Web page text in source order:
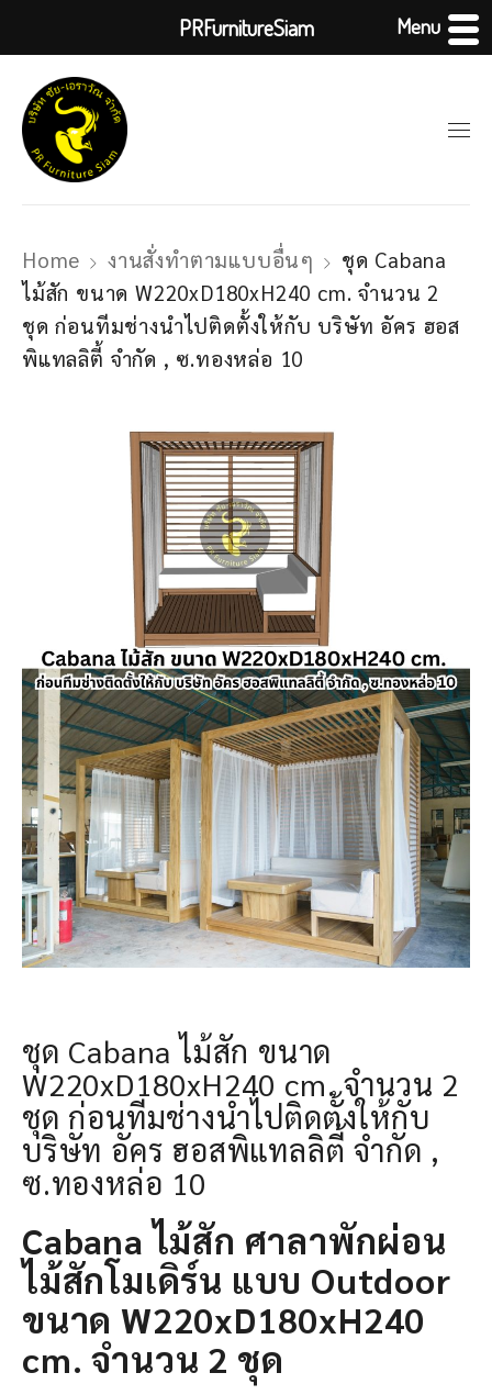
Home งานสั่งทำตามแบบอื่นๆ
ชุด Cabana
ไม้สัก ขนาด W220xD180xH240 cm. จำนวน 2
ชุด ก่อนทีมช่างนำไปติดตั้งให้กับ บริษัท อัคร ฮอส
พิแทลลิตี้ จำกัด , ซ.ทองหล่อ 10
ชุด Cabana ไม้สัก ขนาด
W220xD180xH240 cm. จำนวน 2
ชุด ก่อนทีมช่างนำไปติดตั้งให้กับ
บริษัท อัคร ฮอสพิแทลลิตี้ จำกัด ,
ซ.ทองหล่อ 10
Cabana ไม้สัก ศาลาพักผ่อน
ไม้สักโมเดิร์น แบบ Outdoor
ขนาด W220xD180xH240
cm. จำนวน 2 ชุด
PRFurnitureSiam Menu